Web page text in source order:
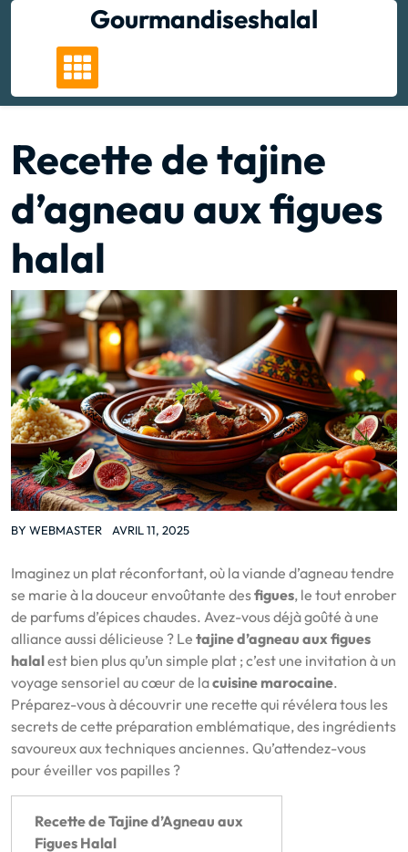
Gourmandiseshalal
Recette de tajine
d’agneau aux figues
halal
BY WEBMASTER AVRIL 11, 2025
Imaginez un plat réconfortant, où la viande d’agneau tendre
se marie à la douceur envoûtante desfigues, le tout enrober
de parfums d’épices chaudes. Avez-vous déjà goûté à une
alliance aussi délicieuse ? Le tajine d’agneau aux figues
halalest bien plus qu’un simple plat ; c’est une invitation à un
voyage sensoriel au cœur de lacuisine marocaine.
Préparez-vous à découvrir une recette qui révélera tous les
secrets de cette préparation emblématique, des ingrédients
savoureux aux techniques anciennes. Qu’attendez-vous
pour éveiller vos papilles ?
Recette de Tajine d’Agneau aux
Figues Halal